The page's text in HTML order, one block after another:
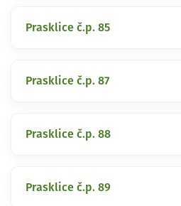
Prasklice č.p. 85
Prasklice č.p. 87
Prasklice č.p. 88
Prasklice č.p. 89